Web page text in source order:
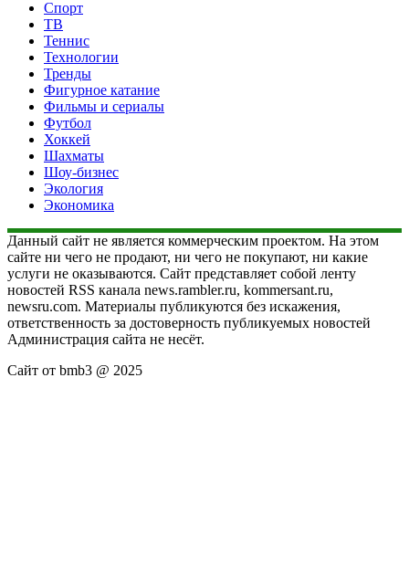
Спорт
ТВ
Теннис
Технологии
Тренды
Фигурное катание
Фильмы и сериалы
Футбол
Хоккей
Шахматы
Шоу-бизнес
Экология
Экономика
Данный сайт не является коммерческим проектом. На этом
сайте ни чего не продают, ни чего не покупают, ни какие
услуги не оказываются. Сайт представляет собой ленту
новостей RSS канала news.rambler.ru, kommersant.ru,
newsru.com. Материалы публикуются без искажения,
ответственность за достоверность публикуемых новостей
Администрация сайта не несёт.
Сайт от bmb3 @ 2025